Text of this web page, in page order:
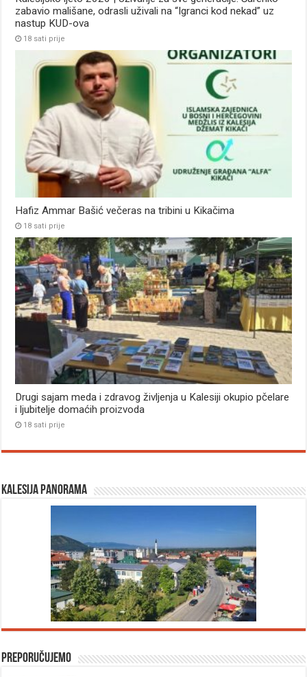
zabavio mališane, odrasli uživali na “Igranci kod nekad” uz
nastup KUD-ova
18 sati prije
Hafiz Ammar Bašić večeras na tribini u Kikačima
18 sati prije
Drugi sajam meda i zdravog življenja u Kalesiji okupio pčelare
i ljubitelje domaćih proizvoda
18 sati prije
Kalesija panorama
Preporučujemo